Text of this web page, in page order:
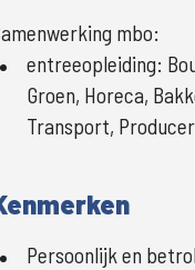
mbo:
entreeopleiding:
Groen, Horeca,
Transport,
Persoonlijk en